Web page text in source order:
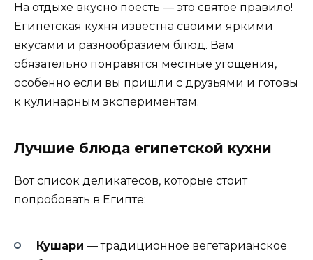
На отдыхе вкусно поесть — это святое правило!
Египетская кухня известна своими яркими
вкусами и разнообразием блюд. Вам
обязательно понравятся местные угощения,
особенно если вы пришли с друзьями и готовы
к кулинарным экспериментам.
Лучшие блюда египетской кухни
Вот список деликатесов, которые стоит
попробовать в Египте:
Кушари — традиционное вегетарианское